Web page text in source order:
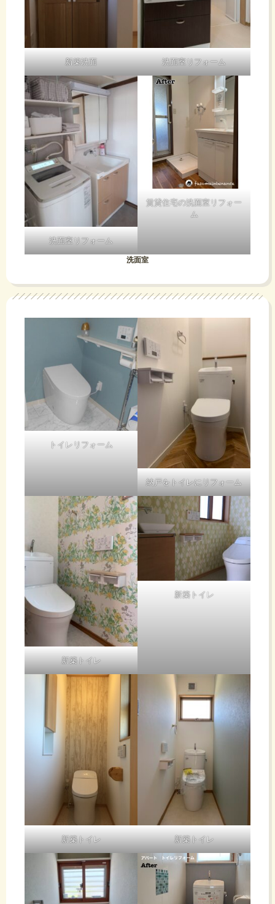
新築洗面 洗面室リフォーム
洗面室リフォーム
賃貸住宅の洗面室リフォー
ム
洗面室
トイレリフォーム
納戸をトイレにリフォーム
新築トイレ
新築トイレ
新築トイレ 新築トイレ